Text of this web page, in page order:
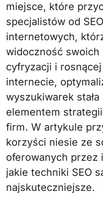
miejsce, które
specjalistów od
internetowych,
widoczność
cyfryzacji i
internecie,
wyszukiwarek
elementem
firm. W artykule
korzyści niesie ze
oferowanych przez
jakie techniki SEO
najskuteczniejsze.